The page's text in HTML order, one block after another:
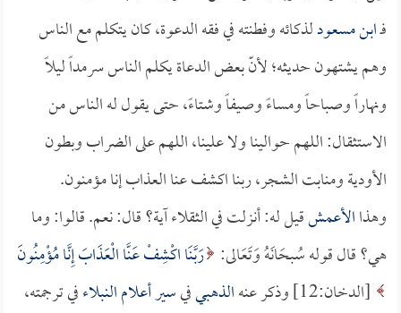
فـابن مسعودلذكائه وفطنته في فقه الدعوة، كان يتكلم مع الناس
وهم يشتهون حديثه؛ لأنّ بعض الدعاة يكلم الناس سرمداً ليلاً
ونهاراً وصباحاً ومساءً وصيفاً وشتاءً، حتى يقول له الناس من
الاستثقال: اللهم حوالينا ولا علينا، اللهم على الضراب وبطون
الأودية ومنابت الشجر، ربنا اكشف عنا العذاب إنا مؤمنون.
وهذاالأعمشقيل له: أنزلت في الثقلاء آية؟ قال: نعم. قالوا: وما
هي؟ قال قوله سُبحَانَهُ وَتَعَالى: رَبَّنَا اكْشِفْ عَنَّا الْعَذَابَ إِنَّا مُؤْمِنُونَ
[الدخان:12] وذكر عنه
الذهبيفيسير أعلام النبلاءفي ترجمته،